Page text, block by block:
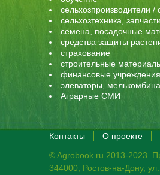
сельхозпроизводители /
сельхозтехника, запчасти
семена, посадочные
средства защиты
страхование
строительные
финансовые учреждения
элеваторы,
Аграрные СМИ
Контакты О проекте
© Agrobook.ru 2013-2023.
344000, Ростов-на-Дону,